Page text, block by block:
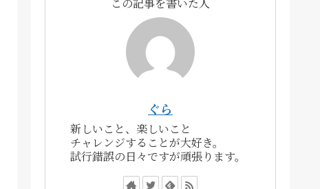
ぐら
新しいこと、楽しいこと
チャレンジすることが大好き。
試行錯誤の日々ですが頑張ります。